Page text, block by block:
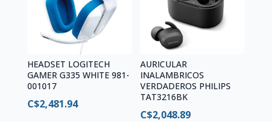
HEADSET LOGITECH
GAMER G335 WHITE 981-
001017
C$2,481.94
AURICULAR
INALAMBRICOS
VERDADEROS PHILIPS
TAT3216BK
C$2,048.89